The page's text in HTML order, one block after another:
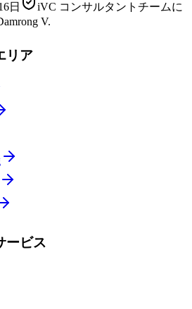
日
iVC コンサルタントチームに
V.
リア
ービス